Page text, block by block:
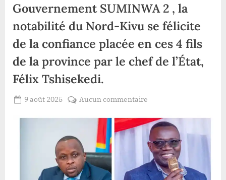
Gouvernement SUMINWA 2 , la
notabilité du Nord-Kivu se félicite
de la confiance placée en ces 4 fils
de la province par le chef de l’État,
Félix Tshisekedi.
Posted
9 août 2025
Aucun commentaire
SUMINWA
2
,
la
notabilité